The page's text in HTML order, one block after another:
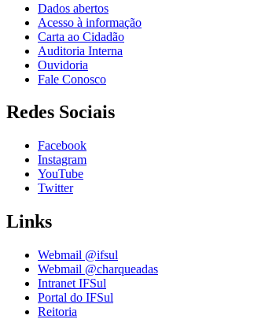
Dados abertos
Acesso à informação
Carta ao Cidadão
Auditoria Interna
Ouvidoria
Fale Conosco
Redes Sociais
Facebook
Instagram
YouTube
Twitter
Links
Webmail @ifsul
Webmail @charqueadas
Intranet IFSul
Portal do IFSul
Reitoria